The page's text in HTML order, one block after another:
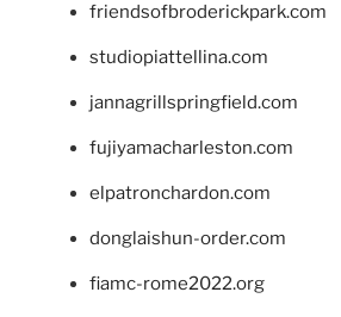
friendsofbroderickpark.com
studiopiattellina.com
jannagrillspringfield.com
fujiyamacharleston.com
elpatronchardon.com
donglaishun-order.com
fiamc-rome2022.org